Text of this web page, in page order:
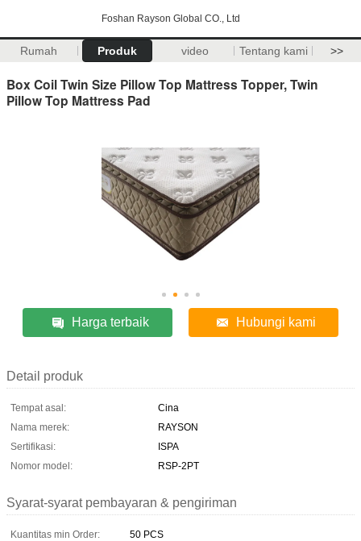
Foshan Rayson Global CO., Ltd
Rumah Produk video Tentang kami >>
Box Coil Twin Size Pillow Top Mattress Topper, Twin
Pillow Top Mattress Pad
Harga terbaik Hubungi kami
Detail produk
Tempat asal:
Cina
Nama merek:
RAYSON
Sertifikasi:
ISPA
Nomor model:
RSP-2PT
Syarat-syarat pembayaran & pengiriman
Kuantitas min Order:
50 PCS